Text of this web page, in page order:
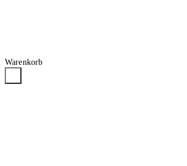
Warenkorb